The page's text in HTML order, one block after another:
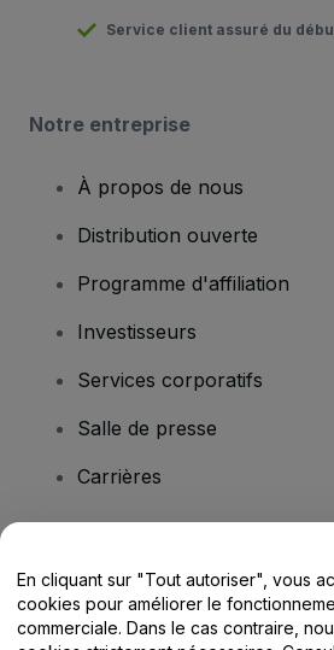
Service client assuré du
Notre entreprise
À propos de nous
Distribution ouverte
Programme d'affiliation
Investisseurs
Services corporatifs
Salle de presse
Carrières
Centre d'assistance / Nous
En cliquant sur "Tout autoriser", vous
cookies pour améliorer le
commerciale. Dans le cas contraire,